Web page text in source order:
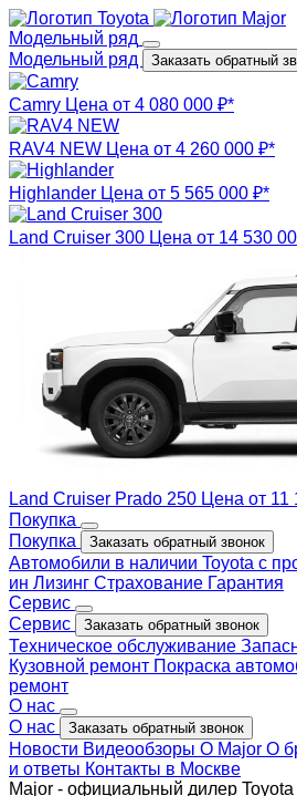
Модельный ряд
Модельный ряд
Заказать обратный
Camry Цена от 4 080 000 ₽*
RAV4 NEW Цена от 4 260 000 ₽*
Highlander Цена от 5 565 000 ₽*
Land Cruiser 300 Цена от 14 530
Land Cruiser Prado 250 Цена от 11
Покупка
Покупка
Заказать обратный звонок
Автомобили в наличии Toyota с
ин Лизинг Страхование Гарантия
Сервис
Сервис
Заказать обратный звонок
Техническое обслуживание
Кузовной ремонт Покраска
ремонт
О нас
О нас
Заказать обратный звонок
Новости Видеообзоры О Major О
и ответы Контакты в Москве
Major - официальный дилер